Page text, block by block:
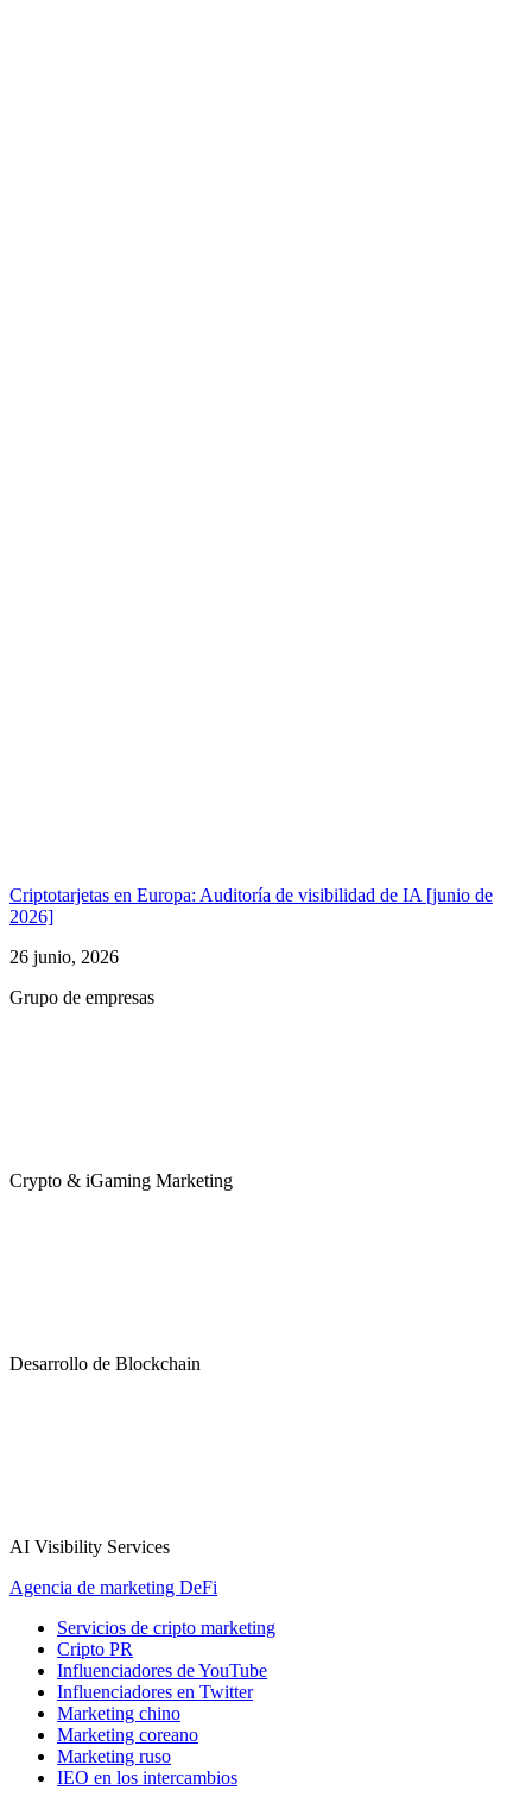
Criptotarjetas en Europa: Auditoría de visibilidad de IA [junio de
2026]
26 junio, 2026
Grupo de empresas
Crypto & iGaming Marketing
Desarrollo de Blockchain
AI Visibility Services
Agencia de marketing DeFi
Servicios de cripto marketing
Cripto PR
Influenciadores de YouTube
Influenciadores en Twitter
Marketing chino
Marketing coreano
Marketing ruso
IEO en los intercambios